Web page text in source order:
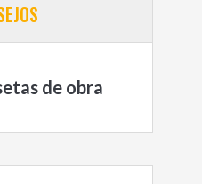
de obra